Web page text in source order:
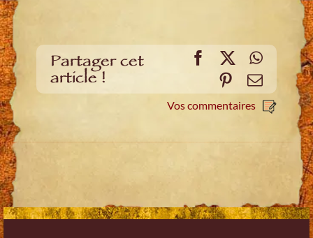
Partager cet
article !
Facebook
X
Pinterest
E-
mail
Vos commentaires